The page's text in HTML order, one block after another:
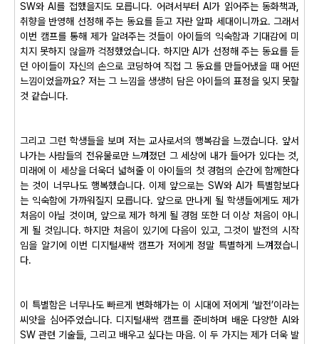
SW와 AI를 접했을지도 모릅니다. 어려서부터 AI가 읽어주는 동화책과,
취향을 반영해 선정해 주는 동요를 듣고 자란 알파 세대이니까요. 그래서
이번 캠프를 통해 제가 알려주는 것들이 아이들의 익숙함과 기대감에 미
치지 못하지 않을까 걱정했었습니다. 하지만 AI가 선정해 주는 동요를 듣
던 아이들이 자신의 손으로 코딩하여 직접 그 동요를 만들어냈을 때 어떤
느낌이었을까요? 저는 그 느낌을 생생히 담은 아이들의 표정을 잊지 못할
것 같습니다.
그리고 그런 학생들을 보며 저는 교사로서의 행복감을 느꼈습니다. 앞서
나가는 사람들의 전유물로만 느껴졌던 그 세상에 내가 들어가 있다는 것,
미래에 이 세상을 더욱더 넓혀줄 이 아이들의 첫 경험의 순간에 함께한다
는 것이 너무나도 행복했습니다. 이제 앞으로는 SW와 AI가 특별함보다
는 익숙함에 가까워질지 모릅니다. 앞으로 만나게 될 학생들에게도 제가
처음이 아닐 것이며, 앞으로 제가 하게 될 경험 또한 더 이상 처음이 아니
게 될 것입니다. 하지만 처음이 있기에 다음이 있고, 그것이 발전의 시작
임을 알기에 이번 디지털새싹 캠프가 저에게 정말 특별하게 느껴졌습니
다.
이 특별함은 너무나도 빠르게 변화해가는 이 시대에 저에게 ‘발전’이라는
씨앗을 심어주었습니다. 디지털새싹 캠프를 준비하며 배운 다양한 AI와
SW 관련 기술들, 그리고 배우고 싶다는 마음. 이 두 가지는 제가 더욱 발